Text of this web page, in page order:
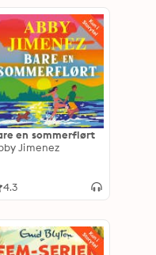
en sommerflørt
Jimenez
4.3